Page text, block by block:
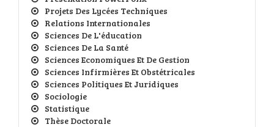
Projets Des Lycées Techniques
Relations Internationales
Sciences De L'éducation
Sciences De La Santé
Sciences Economiques Et De Gestion
Sciences Infirmières Et Obstétricales
Sciences Politiques Et Juridiques
Sociologie
Statistique
Thèse Doctorale